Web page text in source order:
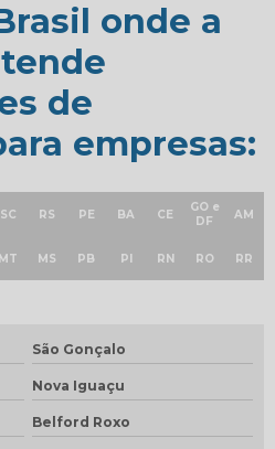
onde a
de
empresas:
SC RS PE BA CE
GO e
DF
AM
MT MS PB PI RN RO RR
São Gonçalo
Nova Iguaçu
Belford Roxo